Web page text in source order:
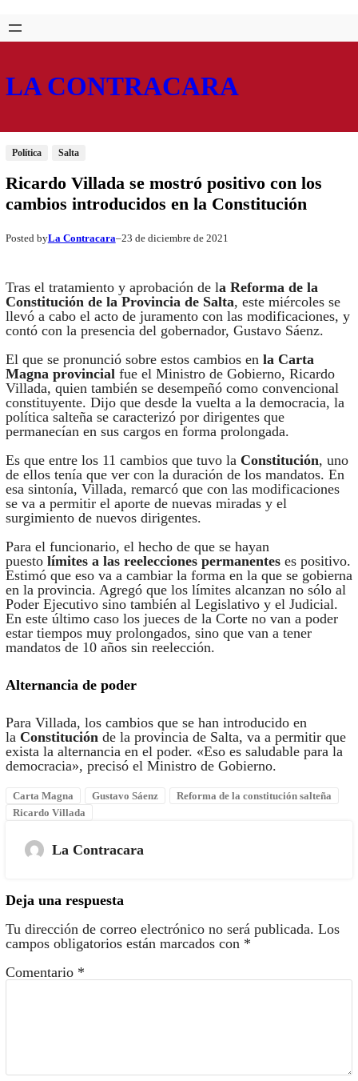
Saltar
al
Skip
to
LA CONTRACARA
Política Salta
Ricardo Villada se mostró positivo con los
cambios introducidos en la Constitución
Posted byLa Contracara–23 de diciembre de 2021
Tras el tratamiento y aprobación de la Reforma de la
Constitución de la Provincia de Salta, este miércoles se
llevó a cabo el acto de juramento con las modificaciones, y
contó con la presencia del gobernador, Gustavo Sáenz.
El que se pronunció sobre estos cambios en la Carta
Magna provincialfue el Ministro de Gobierno, Ricardo
Villada, quien también se desempeñó como convencional
constituyente. Dijo que desde la vuelta a la democracia, la
política salteña se caracterizó por dirigentes que
permanecían en sus cargos en forma prolongada.
Es que entre los 11 cambios que tuvo laConstitución, uno
de ellos tenía que ver con la duración de los mandatos. En
esa sintonía, Villada, remarcó que con las modificaciones
se va a permitir el aporte de nuevas miradas y el
surgimiento de nuevos dirigentes.
Para el funcionario, el hecho de que se hayan
puestolímites a las reelecciones permanenteses positivo.
Estimó que eso va a cambiar la forma en la que se gobierna
en la provincia. Agregó que los límites alcanzan no sólo al
Poder Ejecutivo sino también al Legislativo y el Judicial.
En este último caso los jueces de la Corte no van a poder
estar tiempos muy prolongados, sino que van a tener
mandatos de 10 años sin reelección.
Alternancia de poder
Para Villada, los cambios que se han introducido en
laConstituciónde la provincia de Salta, va a permitir que
exista la alternancia en el poder. «Eso es saludable para la
democracia», precisó el Ministro de Gobierno.
Carta Magna Gustavo Sáenz
Reforma de la constitución salteña
Ricardo Villada
La Contracara
Deja una respuesta
Tu dirección de correo electrónico no será publicada. Los
campos obligatorios están marcados con *
Comentario *